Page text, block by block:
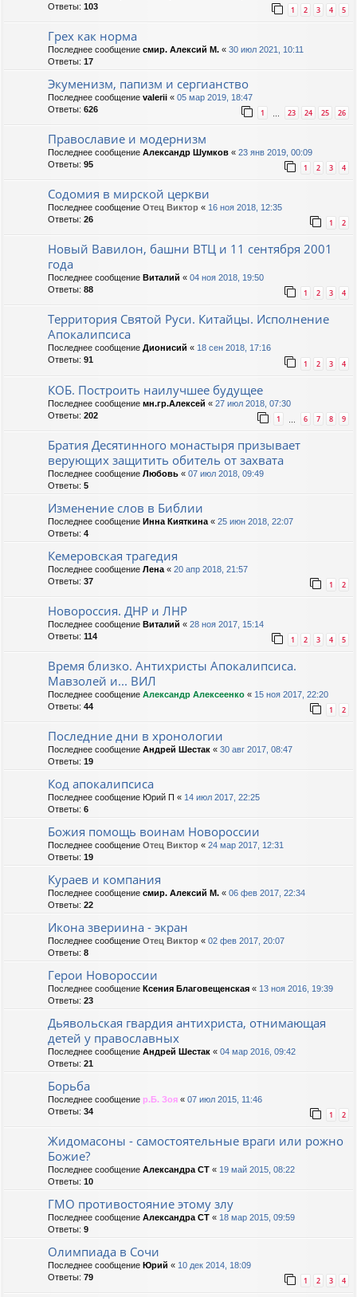
Ответы: 103 1 2 3 4 5
Грех как норма
Последнее сообщение смир. Алексий М. « 30 июл 2021, 10:11
Ответы: 17
Экуменизм, папизм и сергианство
Последнее сообщение valerii « 05 мар 2019, 18:47
Ответы: 626 1 … 23 24 25 26
Православие и модернизм
Последнее сообщение Александр Шумков « 23 янв 2019, 00:09
Ответы: 95 1 2 3 4
Содомия в мирской церкви
Последнее сообщение Отец Виктор « 16 ноя 2018, 12:35
Ответы: 26 1 2
Новый Вавилон, башни ВТЦ и 11 сентября 2001
года
Последнее сообщение Виталий « 04 ноя 2018, 19:50
Ответы: 88 1 2 3 4
Территория Святой Руси. Китайцы. Исполнение
Апокалипсиса
Последнее сообщение Дионисий « 18 сен 2018, 17:16
Ответы: 91 1 2 3 4
КОБ. Построить наилучшее будущее
Последнее сообщение мн.гр.Алексей « 27 июл 2018, 07:30
Ответы: 202 1 6 7 8 9
Братия Десятинного монастыря призывает
верующих защитить обитель от захвата
Последнее сообщение Любовь « 07 июл 2018, 09:49
Ответы: 5
Изменение слов в Библии
Последнее сообщение Инна Кияткина « 25 июн 2018, 22:07
Ответы: 4
Кемеровская трагедия
Последнее сообщение Лена « 20 апр 2018, 21:57
Ответы: 37 1 2
Новороссия. ДНР и ЛНР
Последнее сообщение Виталий « 28 ноя 2017, 15:14
Ответы: 114 1 2 3 4 5
Время близко. Антихристы Апокалипсиса.
Мавзолей и... ВИЛ
Последнее сообщение Александр Алексеенко « 15 ноя 2017, 22:20
Ответы: 44 1 2
Последние дни в хронологии
Последнее сообщение Андрей Шестак « 30 авг 2017, 08:47
Ответы: 19
Код апокалипсиса
Последнее сообщение Юрий П « 14 июл 2017, 22:25
Ответы: 6
Божия помощь воинам Новороссии
Последнее сообщение Отец Виктор « 24 мар 2017, 12:31
Ответы: 19
Кураев и компания
Последнее сообщение смир. Алексий М. « 06 фев 2017, 22:34
Ответы: 22
Икона звериина - экран
Последнее сообщение Отец Виктор « 02 фев 2017, 20:07
Ответы: 8
Герои Новороссии
Последнее сообщение Ксения Благовещенская « 13 ноя 2016, 19:39
Ответы: 23
Дьявольская гвардия антихриста, отнимающая
детей у православных
Последнее сообщение Андрей Шестак « 04 мар 2016, 09:42
Ответы: 21
Борьба
Последнее сообщение р.Б. Зоя « 07 июл 2015, 11:46
Ответы: 34 1 2
Жидомасоны - самостоятельные враги или рожно
Божие?
Последнее сообщение Александра СТ « 19 май 2015, 08:22
Ответы: 10
ГМО противостояние этому злу
Последнее сообщение Александра СТ « 18 мар 2015, 09:59
Ответы: 9
Олимпиада в Сочи
Последнее сообщение Юрий « 10 дек 2014, 18:09
Ответы: 79 1 2 3 4